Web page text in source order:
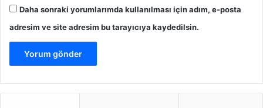
Daha sonraki yorumlarımda kullanılması için adım, e-posta
adresim ve site adresim bu tarayıcıya kaydedilsin.